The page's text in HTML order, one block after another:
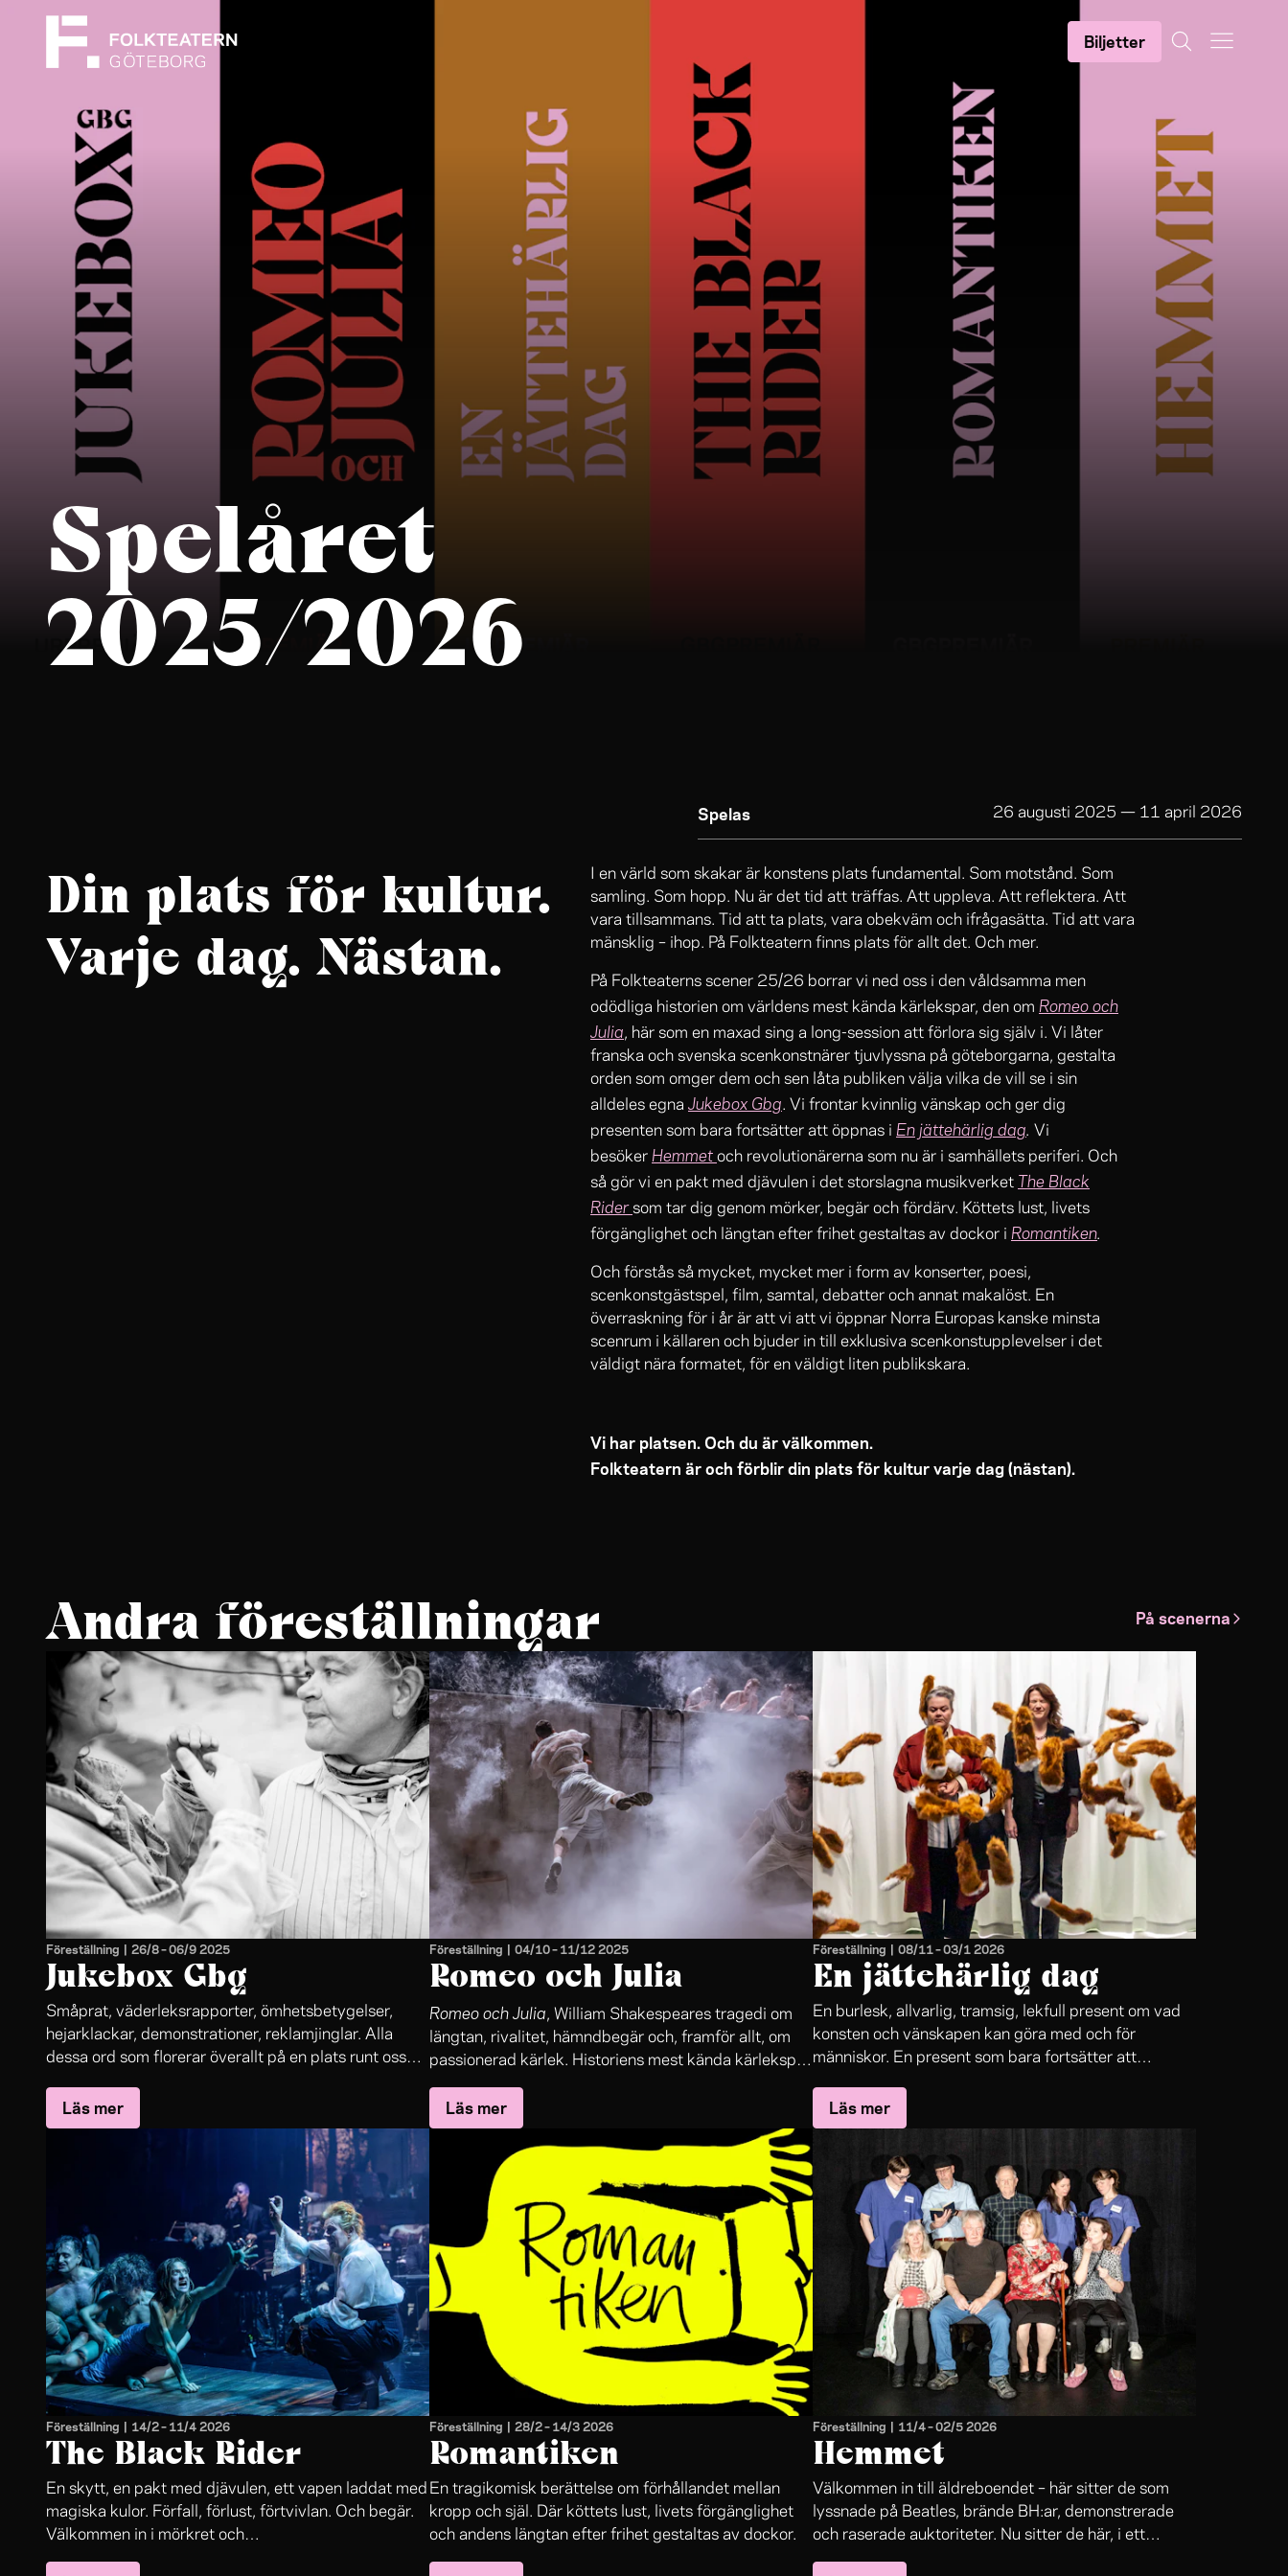
Biljetter
Spelåret
2025/2026
Spelas 26 augusti 2025 — 11 april 2026
Din plats för kultur.
Varje dag. Nästan.
I en värld som skakar är konstens plats fundamental. Som motstånd. Som
samling. Som hopp. Nu är det tid att träffas. Att uppleva. Att reflektera. Att
vara tillsammans. Tid att ta plats, vara obekväm och ifrågasätta. Tid att vara
mänsklig – ihop. På Folkteatern finns plats för allt det. Och mer.
På Folkteaterns scener 25/26 borrar vi ned oss i den våldsamma men
odödliga historien om världens mest kända kärlekspar, den om Romeo och
Julia, här som en maxad sing a long-session att förlora sig själv i. Vi låter
franska och svenska scenkonstnärer tjuvlyssna på göteborgarna, gestalta
orden som omger dem och sen låta publiken välja vilka de vill se i sin
alldeles egna Jukebox Gbg. Vi frontar kvinnlig vänskap och ger dig
presenten som bara fortsätter att öppnas i En jättehärlig dag. Vi
besöker Hemmet och revolutionärerna som nu är i samhällets periferi. Och
så gör vi en pakt med djävulen i det storslagna musikverket The Black
Rider som tar dig genom mörker, begär och fördärv. Köttets lust, livets
förgänglighet och längtan efter frihet gestaltas av dockor i Romantiken.
Och förstås så mycket, mycket mer i form av konserter, poesi,
scenkonstgästspel, film, samtal, debatter och annat makalöst. En
överraskning för i år är att vi att vi öppnar Norra Europas kanske minsta
scenrum i källaren och bjuder in till exklusiva scenkonstupplevelser i det
väldigt nära formatet, för en väldigt liten publikskara.
Vi har platsen. Och du är välkommen.
Folkteatern är och förblir din plats för kultur varje dag (nästan).
Andra föreställningar På scenerna
Föreställning | 26/8–06/9 2025
Jukebox Gbg
Småprat, väderleksrapporter, ömhetsbetygelser,
hejarklackar, demonstrationer, reklamjinglar. Alla
dessa ord som florerar överallt på en plats runt oss
gestalta för dig. Du väljer vilka. Som i en jukebox.
Läs mer
Föreställning | 04/10–11/12 2025
Romeo och Julia
Romeo och Julia, William Shakespeares tragedi om
längtan, rivalitet, hämndbegär och, framför allt, om
passionerad kärlek. Historiens mest kända kärlekspar
version borrar sig ner i berättelsens kärna: kärleken
och sorgen, passionen och våldet, gråten och
skrattet. Låt den förtrollande, nyskrivna musiken av
Joel Igor Hammad Magnusson leda dig in i historien
som rört oss så, den om Julia och hennes Romeo.
Läs mer
Föreställning | 08/11–03/1 2026
En jätte­härlig dag
En burlesk, allvarlig, tramsig, lekfull present om vad
konsten och vänskapen kan göra med och för
människor. En present som bara fortsätter att
Läs mer
Föreställning | 14/2–11/4 2026
The Black Rider
En skytt, en pakt med djävulen, ett vapen laddat med
magiska kulor. Förfall, förlust, förtvivlan. Och begär.
Välkommen in i mörkret och
Föreställning | 28/2–14/3 2026
Romantiken
En tragikomisk berättelse om förhållandet mellan
kropp och själ. Där köttets lust, livets förgänglighet
och andens längtan efter frihet gestaltas av dockor.
Föreställning | 11/4–02/5 2026
Hemmet
Välkommen in till äldreboendet – här sitter de som
lyssnade på Beatles, brände BH:ar, demonstrerade
och raserade auktoriteter. Nu sitter de här, i ett